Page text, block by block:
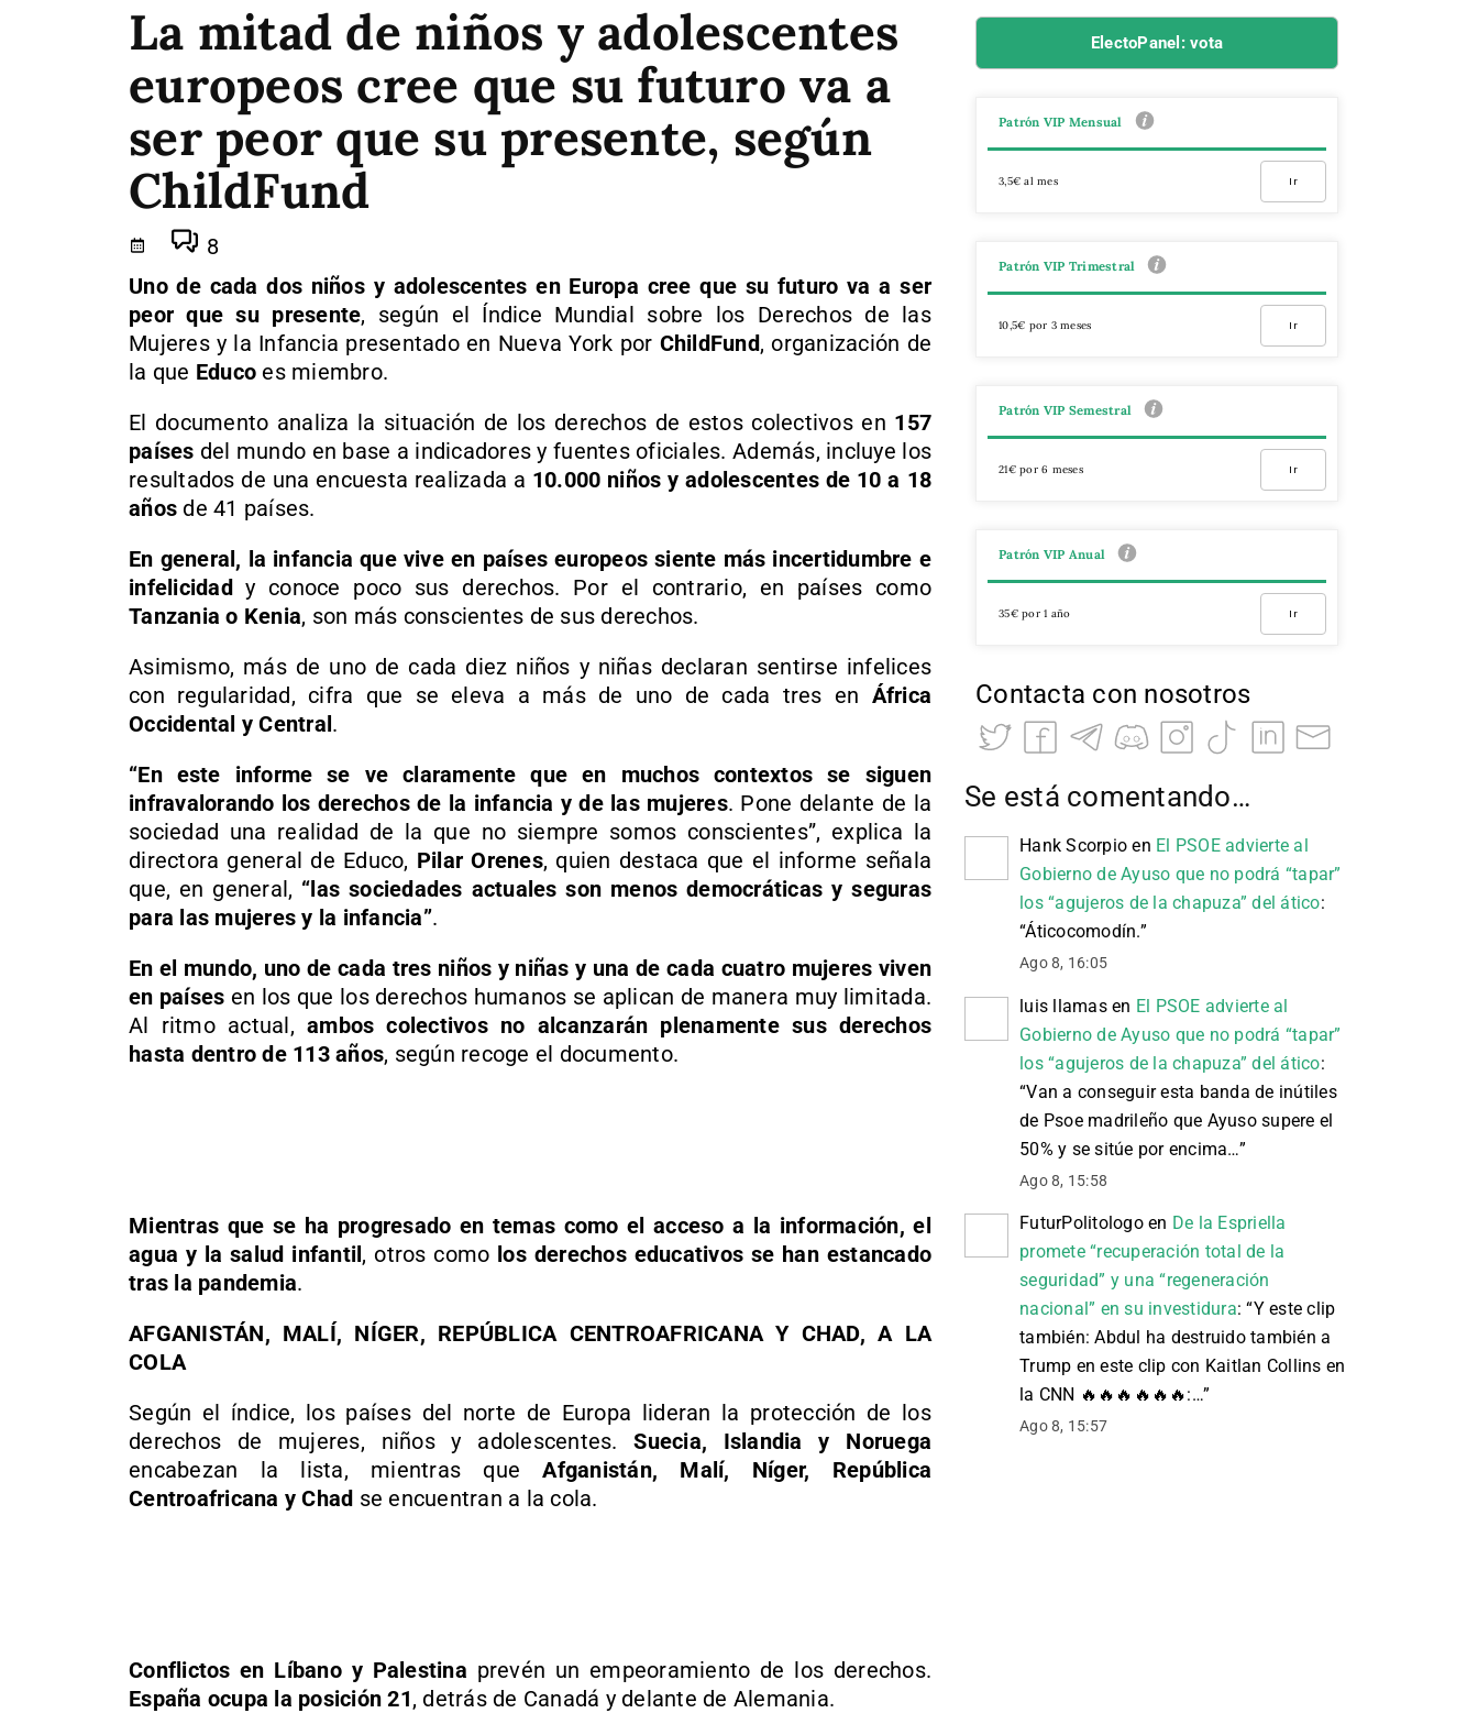
La mitad de niños y adolescentes
europeos cree que su futuro va a
ser peor que su presente, según
ChildFund
8
Uno de cada dos niños y adolescentes en Europa cree que su futuro va a ser
peor que su presente, según el Índice Mundial sobre los Derechos de las
Mujeres y la Infancia presentado en Nueva York por ChildFund, organización de
la que Educo es miembro.
El documento analiza la situación de los derechos de estos colectivos en 157
países del mundo en base a indicadores y fuentes oficiales. Además, incluye los
resultados de una encuesta realizada a 10.000 niños y adolescentes de 10 a 18
años de 41 países.
En general, la infancia que vive en países europeos siente más incertidumbre e
infelicidady conoce poco sus derechos. Por el contrario, en países como
Tanzania o Kenia, son más conscientes de sus derechos.
Asimismo, más de uno de cada diez niños y niñas declaran sentirse infelices
con regularidad, cifra que se eleva a más de uno de cada tres en África
Occidental y Central.
“En este informe se ve claramente que en muchos contextos se siguen
infravalorando los derechos de la infancia y de las mujeres. Pone delante de la
sociedad una realidad de la que no siempre somos conscientes”, explica la
directora general de Educo, Pilar Orenes, quien destaca que el informe señala
que, en general, “las sociedades actuales son menos democráticas y seguras
para las mujeres y la infancia”.
En el mundo, uno de cada tres niños y niñas y una de cada cuatro mujeres viven
en países en los que los derechos humanos se aplican de manera muy limitada.
Al ritmo actual, ambos colectivos no alcanzarán plenamente sus derechos
hasta dentro de 113 años, según recoge el documento.
Mientras que se ha progresado en temas como el acceso a la información, el
agua y la salud infantil, otros como los derechos educativos se han estancado
tras la pandemia.
AFGANISTÁN, MALÍ, NÍGER, REPÚBLICA CENTROAFRICANA Y CHAD, A LA
COLA
Según el índice, los países del norte de Europa lideran la protección de los
derechos de mujeres, niños y adolescentes.Suecia, Islandia y Noruega
encabezan la lista, mientras queAfganistán, Malí, Níger, República
Centroafricana y Chad se encuentran a la cola.
Conflictos en Líbano y Palestina prevén un empeoramiento de los derechos.
España ocupa la posición 21, detrás de Canadá y delante de Alemania.
ElectoPanel: vota
Patrón VIP Mensual
3,5€ al mes Ir
Patrón VIP Trimestral
10,5€ por 3 meses Ir
Patrón VIP Semestral
21€ por 6 meses Ir
Patrón VIP Anual
35€ por 1 año Ir
Contacta con nosotros
Se está comentando…
Hank Scorpio en El PSOE advierte al
Gobierno de Ayuso que no podrá “tapar”
los “agujeros de la chapuza” del ático:
“Áticocomodín.”
Ago 8, 16:05
luis llamasen El PSOE advierte al
Gobierno de Ayuso que no podrá “tapar”
los “agujeros de la chapuza” del ático:
“Van a conseguir esta banda de inútiles
de Psoe madrileño que Ayuso supere el
50% y se sitúe por encima…”
Ago 8, 15:58
FuturPolitologoen De la Espriella
promete “recuperación total de la
seguridad” y una “regeneración
nacional” en su investidura: “Y este clip
también: Abdul ha destruido también a
Trump en este clip con Kaitlan Collins en
la CNN 🔥🔥🔥🔥🔥🔥:…”
Ago 8, 15:57